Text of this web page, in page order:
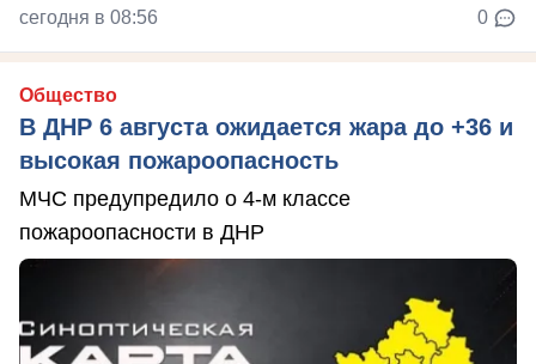
сегодня в 08:56 0
Общество
В ДНР 6 августа ожидается жара до +36 и
высокая пожароопасность
МЧС предупредило о 4-м классе
пожароопасности в ДНР